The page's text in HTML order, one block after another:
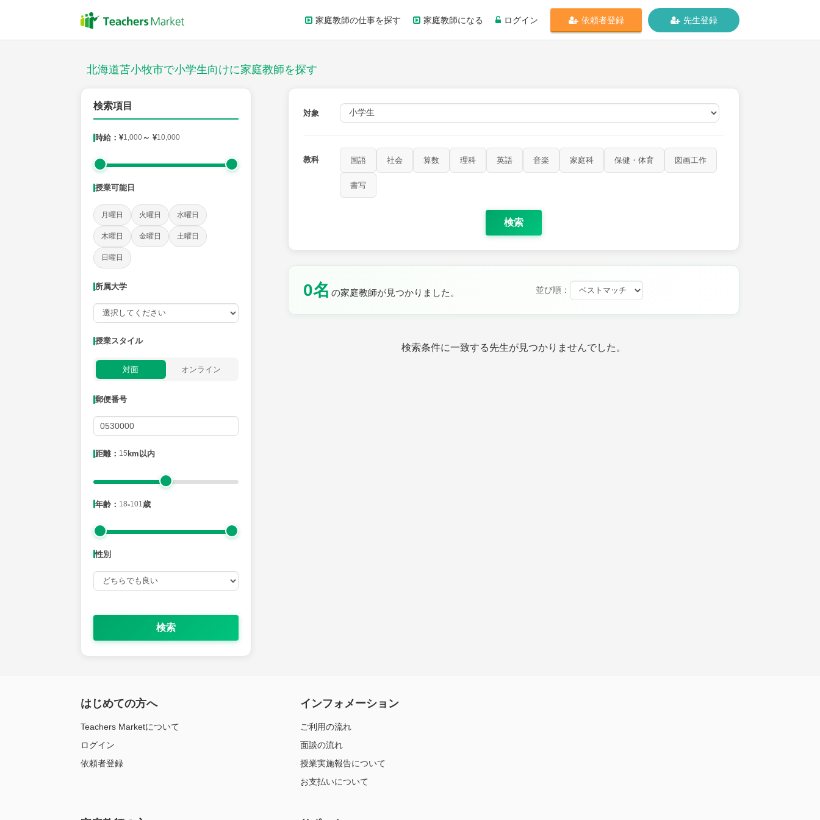
家庭教師の仕事を探す 家庭教師になる ログイン 依頼者登録 先生登録
北海道苫小牧市で小学生向けに家庭教師を探す
検索項目
時給：¥1,000～ ¥10,000
授業可能日
月曜日 火曜日 水曜日
木曜日 金曜日 土曜日
日曜日
所属大学
授業スタイル
対面 オンライン
郵便番号
距離： 15 km以内
年齢： 18-101 歳
性別
検索
対象
教科 国語 社会 算数 理科 英語 音楽 家庭科 保健・体育 図画工作
書写
検索
0名 の家庭教師が見つかりました。 並び順：
検索条件に一致する先生が見つかりませんでした。
授業スタイル
社会 算数 理科
時給：¥1,000 ～ ¥10,000
授業可能日
月曜日 火曜日
距離：15km以内
年齢：18-101歳
はじめての方へ
Teachers Marketについて
ログイン
依頼者登録
インフォメーション
ご利用の流れ
面談の流れ
授業実施報告について
お支払いについて